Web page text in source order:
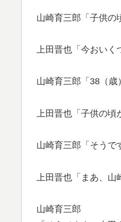
山崎育三郎「子供の
上田晋也「今おいく
山崎育三郎「38（歳
上田晋也「子供の頃
山崎育三郎「そうで
上田晋也「まあ、
山崎育三郎